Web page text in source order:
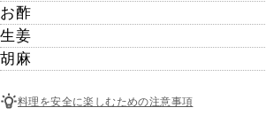
お酢
生姜
胡麻
料理を安全に楽しむための注意事項